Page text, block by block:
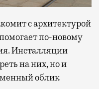
с архитектурой
по-новому
Инсталляции
на них, но и
облик